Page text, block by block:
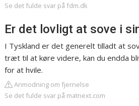
Se det fulde svar på fdm.dk
Er det lovligt at sove i
I Tyskland er det generelt tilladt at
træt til at køre videre, kan du endda
for at hvile.
Anmodning om fjernelse
Se det fulde svar på matnext.com